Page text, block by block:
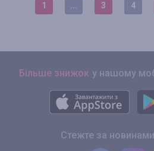
1 3 4
Більше знижок у нашому
Стежте за